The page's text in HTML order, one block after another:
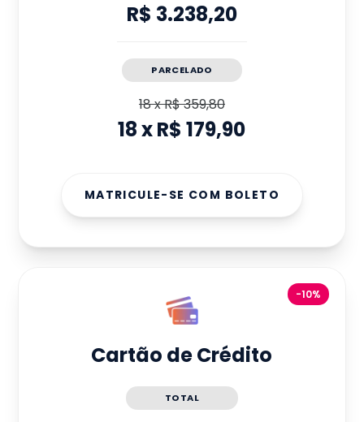
R$ 3.238,20
PARCELADO
18xR$ 359,80
18xR$ 179,90
MATRICULE-SE COM BOLETO
-10%
Cartão de Crédito
TOTAL